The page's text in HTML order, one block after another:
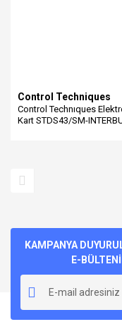
Control Techniques
Control Technıques
Kart STDS43/SM-
KAMPANYA
E-